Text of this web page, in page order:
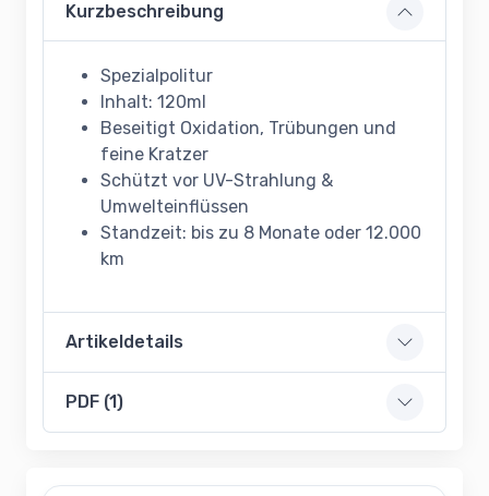
Kurzbeschreibung
Spezialpolitur
Inhalt: 120ml
Beseitigt Oxidation, Trübungen und
feine Kratzer
Schützt vor UV-Strahlung &
Umwelteinflüssen
Standzeit: bis zu 8 Monate oder 12.000
km
Artikeldetails
PDF (1)